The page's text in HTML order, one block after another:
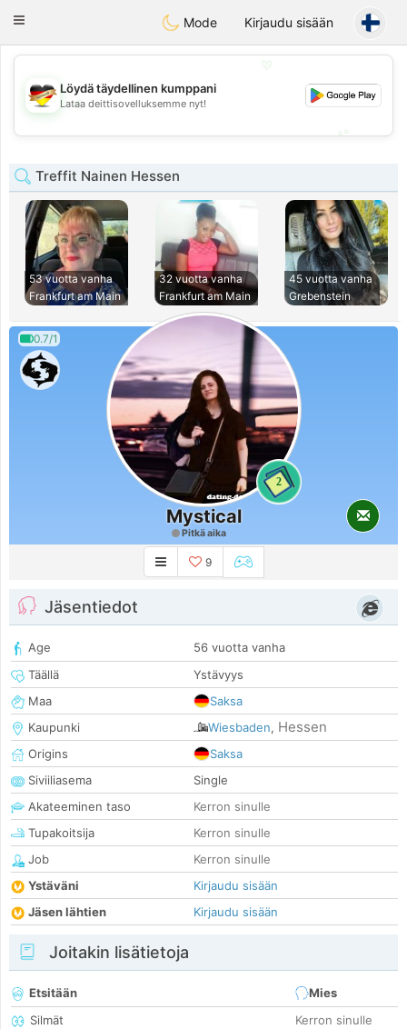
Deutsch Dating
Toggle
Mode Kirjaudu sisään
💖
💕
Löydä täydellinen kumppani
Lataa deittisovelluksemme nyt!
Treffit Nainen Hessen
53 vuotta vanha
Frankfurt am Main
32 vuotta vanha
Frankfurt am Main
45 vuotta vanha
Grebenstein
0.7/1
2
Mystical
Pitkä aika
9
Jäsentiedot
Age
56 vuotta vanha
Täällä
Ystävyys
Maa
Saksa
Kaupunki
Wiesbaden, Hessen
Origins
Saksa
Siviiliasema
Single
Akateeminen taso
Kerron sinulle
Tupakoitsija
Kerron sinulle
Job
Kerron sinulle
Ystäväni
Kirjaudu sisään
Jäsen lähtien
Kirjaudu sisään
Joitakin lisätietoja
Etsitään
Mies
Silmät
Kerron sinulle